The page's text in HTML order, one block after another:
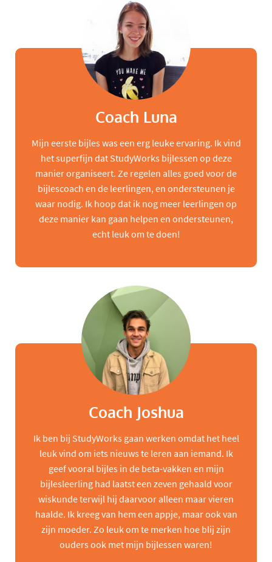
Coach Luna
Mijn eerste bijles was een erg leuke ervaring. Ik vind
het superfijn dat StudyWorks bijlessen op deze
manier organiseert. Ze regelen alles goed voor de
bijlescoach en de leerlingen, en ondersteunen je
waar nodig. Ik hoop dat ik nog meer leerlingen op
deze manier kan gaan helpen en ondersteunen,
echt leuk om te doen!
Coach Joshua
Ik ben bij StudyWorks gaan werken omdat het heel
leuk vind om iets nieuws te leren aan iemand. Ik
geef vooral bijles in de beta-vakken en mijn
bijlesleerling had laatst een zeven gehaald voor
wiskunde terwijl hij daarvoor alleen maar vieren
haalde. Ik kreeg van hem een appje, maar ook van
zijn moeder. Zo leuk om te merken hoe blij zijn
ouders ook met mijn bijlessen waren!